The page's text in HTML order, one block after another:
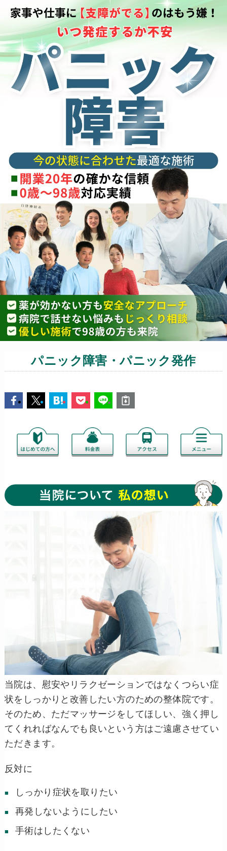
パニック障害・パニック発作
当院は、慰安やリラクゼーションではなくつらい症
状をしっかりと改善したい方のための整体院です。
そのため、ただマッサージをしてほしい、強く押し
てくれればなんでも良いという方はご遠慮させてい
ただきます。
反対に
しっかり症状を取りたい
再発しないようにしたい
手術はしたくない